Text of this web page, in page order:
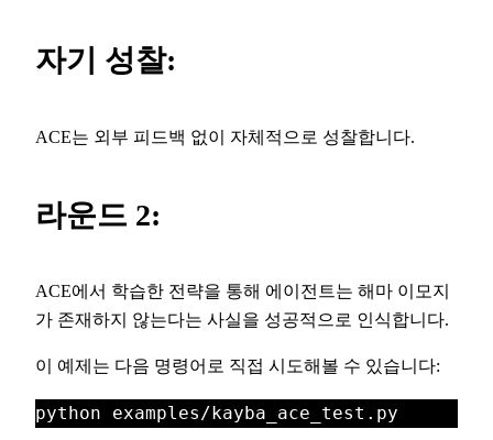
자기 성찰:
ACE는 외부 피드백 없이 자체적으로 성찰합니다.
라운드 2:
ACE에서 학습한 전략을 통해 에이전트는 해마 이모지
가 존재하지 않는다는 사실을 성공적으로 인식합니다.
이 예제는 다음 명령어로 직접 시도해볼 수 있습니다:
python examples/kayba_ace_test.py